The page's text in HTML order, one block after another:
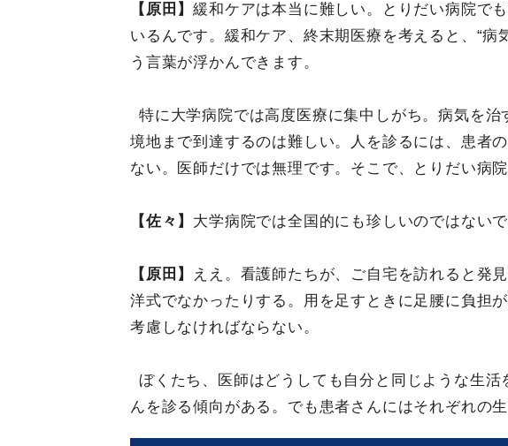
【原田】緩和ケアは本当に難しい。とりだい病院で
いるんです。緩和ケア、終末期医療を考えると、“病
う言葉が浮かんできます。
特に大学病院では高度医療に集中しがち。病気を治
境地まで到達するのは難しい。人を診るには、患者
ない。医師だけでは無理です。そこで、とりだい病
【佐々】 大学病院では全国的にも珍しいのではない
【原田】
ええ。看護師たちが、ご自宅を訪れると発
洋式でなかったりする。用を足すときに足腰に負担
考慮しなければならない。
ぼくたち、医師はどうしても自分と同じような生活
んを診る傾向がある。でも患者さんにはそれぞれの生